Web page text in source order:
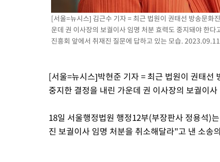
[서울=뉴시스] 김근수 기자 = 최근 법원이 권태선 방송문화
운데 권 이사장의 보궐이사 임명 처분 효력도 중지돼야 한
진흥회 앞에서 취재진 질문에 답하고 있는 모습.
[서울=뉴시스]박현준 기자 = 최근 법원이 권태
중지한 결정을 내린 가운데 권 이사장의 보궐이
18일 서울행정법원 행정12부(부장판사 정용석)
진 보궐이사 임명 처분을 취소해달라"고 낸 소송